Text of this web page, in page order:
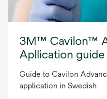
3M™ Cavilon™
Apllication guide
Guide to Cavilon
application in Swedish